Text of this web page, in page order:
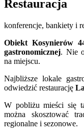
Restauracja
konferencje, bankiety i
Obiekt Kosynierów
gastronomicznej. Nie
na miejscu.
Najbliższe lokale
odwiedzić restaurację
W pobliżu mieści się
można skosztować
regionalne i sezonowe.